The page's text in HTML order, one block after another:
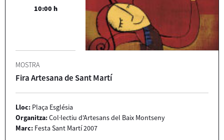
10:00 h
MOSTRA
Fira Artesana de Sant Martí
Lloc: Plaça Església
Organitza:Col·lectiu d'Artesans del Baix Montseny
Marc: Festa Sant Martí 2007